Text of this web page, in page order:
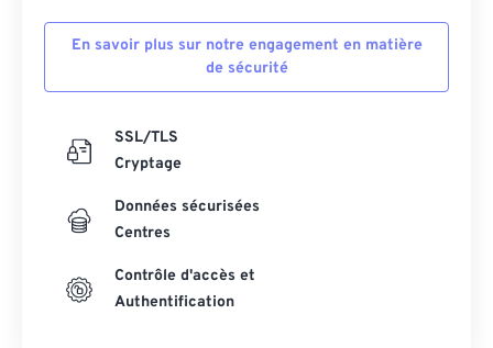
En savoir plus sur notre engagement en matière
de sécurité
SSL/TLS
Cryptage
Données sécurisées
Centres
Contrôle d'accès et
Authentification